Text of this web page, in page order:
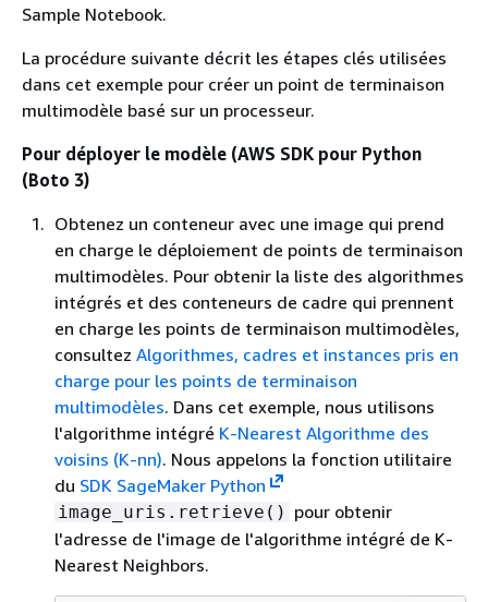
Sample Notebook.
La procédure suivante décrit les étapes clés utilisées
dans cet exemple pour créer un point de terminaison
multimodèle basé sur un processeur.
Pour déployer le modèle (AWS SDK pour Python
(Boto 3)
Obtenez un conteneur avec une image qui prend
en charge le déploiement de points de terminaison
multimodèles. Pour obtenir la liste des algorithmes
intégrés et des conteneurs de cadre qui prennent
en charge les points de terminaison multimodèles,
consultez Algorithmes, cadres et instances pris en
charge pour les points de terminaison
multimodèles. Dans cet exemple, nous utilisons
l'algorithme intégré K-Nearest Algorithme des
voisins (K-nn). Nous appelons la fonction utilitaire
du SDK SageMaker Python
image_uris.retrieve() pour obtenir
l'adresse de l'image de l'algorithme intégré de K-
Nearest Neighbors.